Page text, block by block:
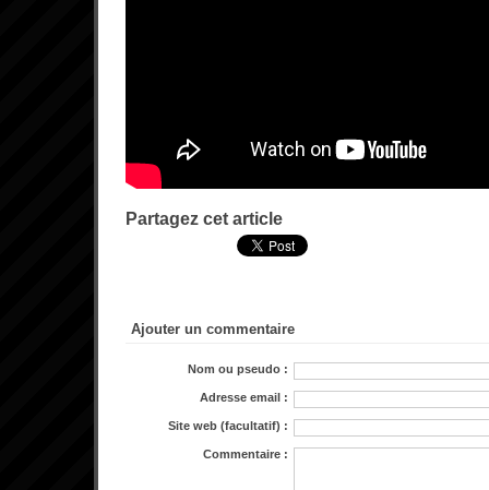
Partagez cet article
Ajouter un commentaire
Nom ou pseudo :
Adresse email :
Site web (facultatif) :
Commentaire :